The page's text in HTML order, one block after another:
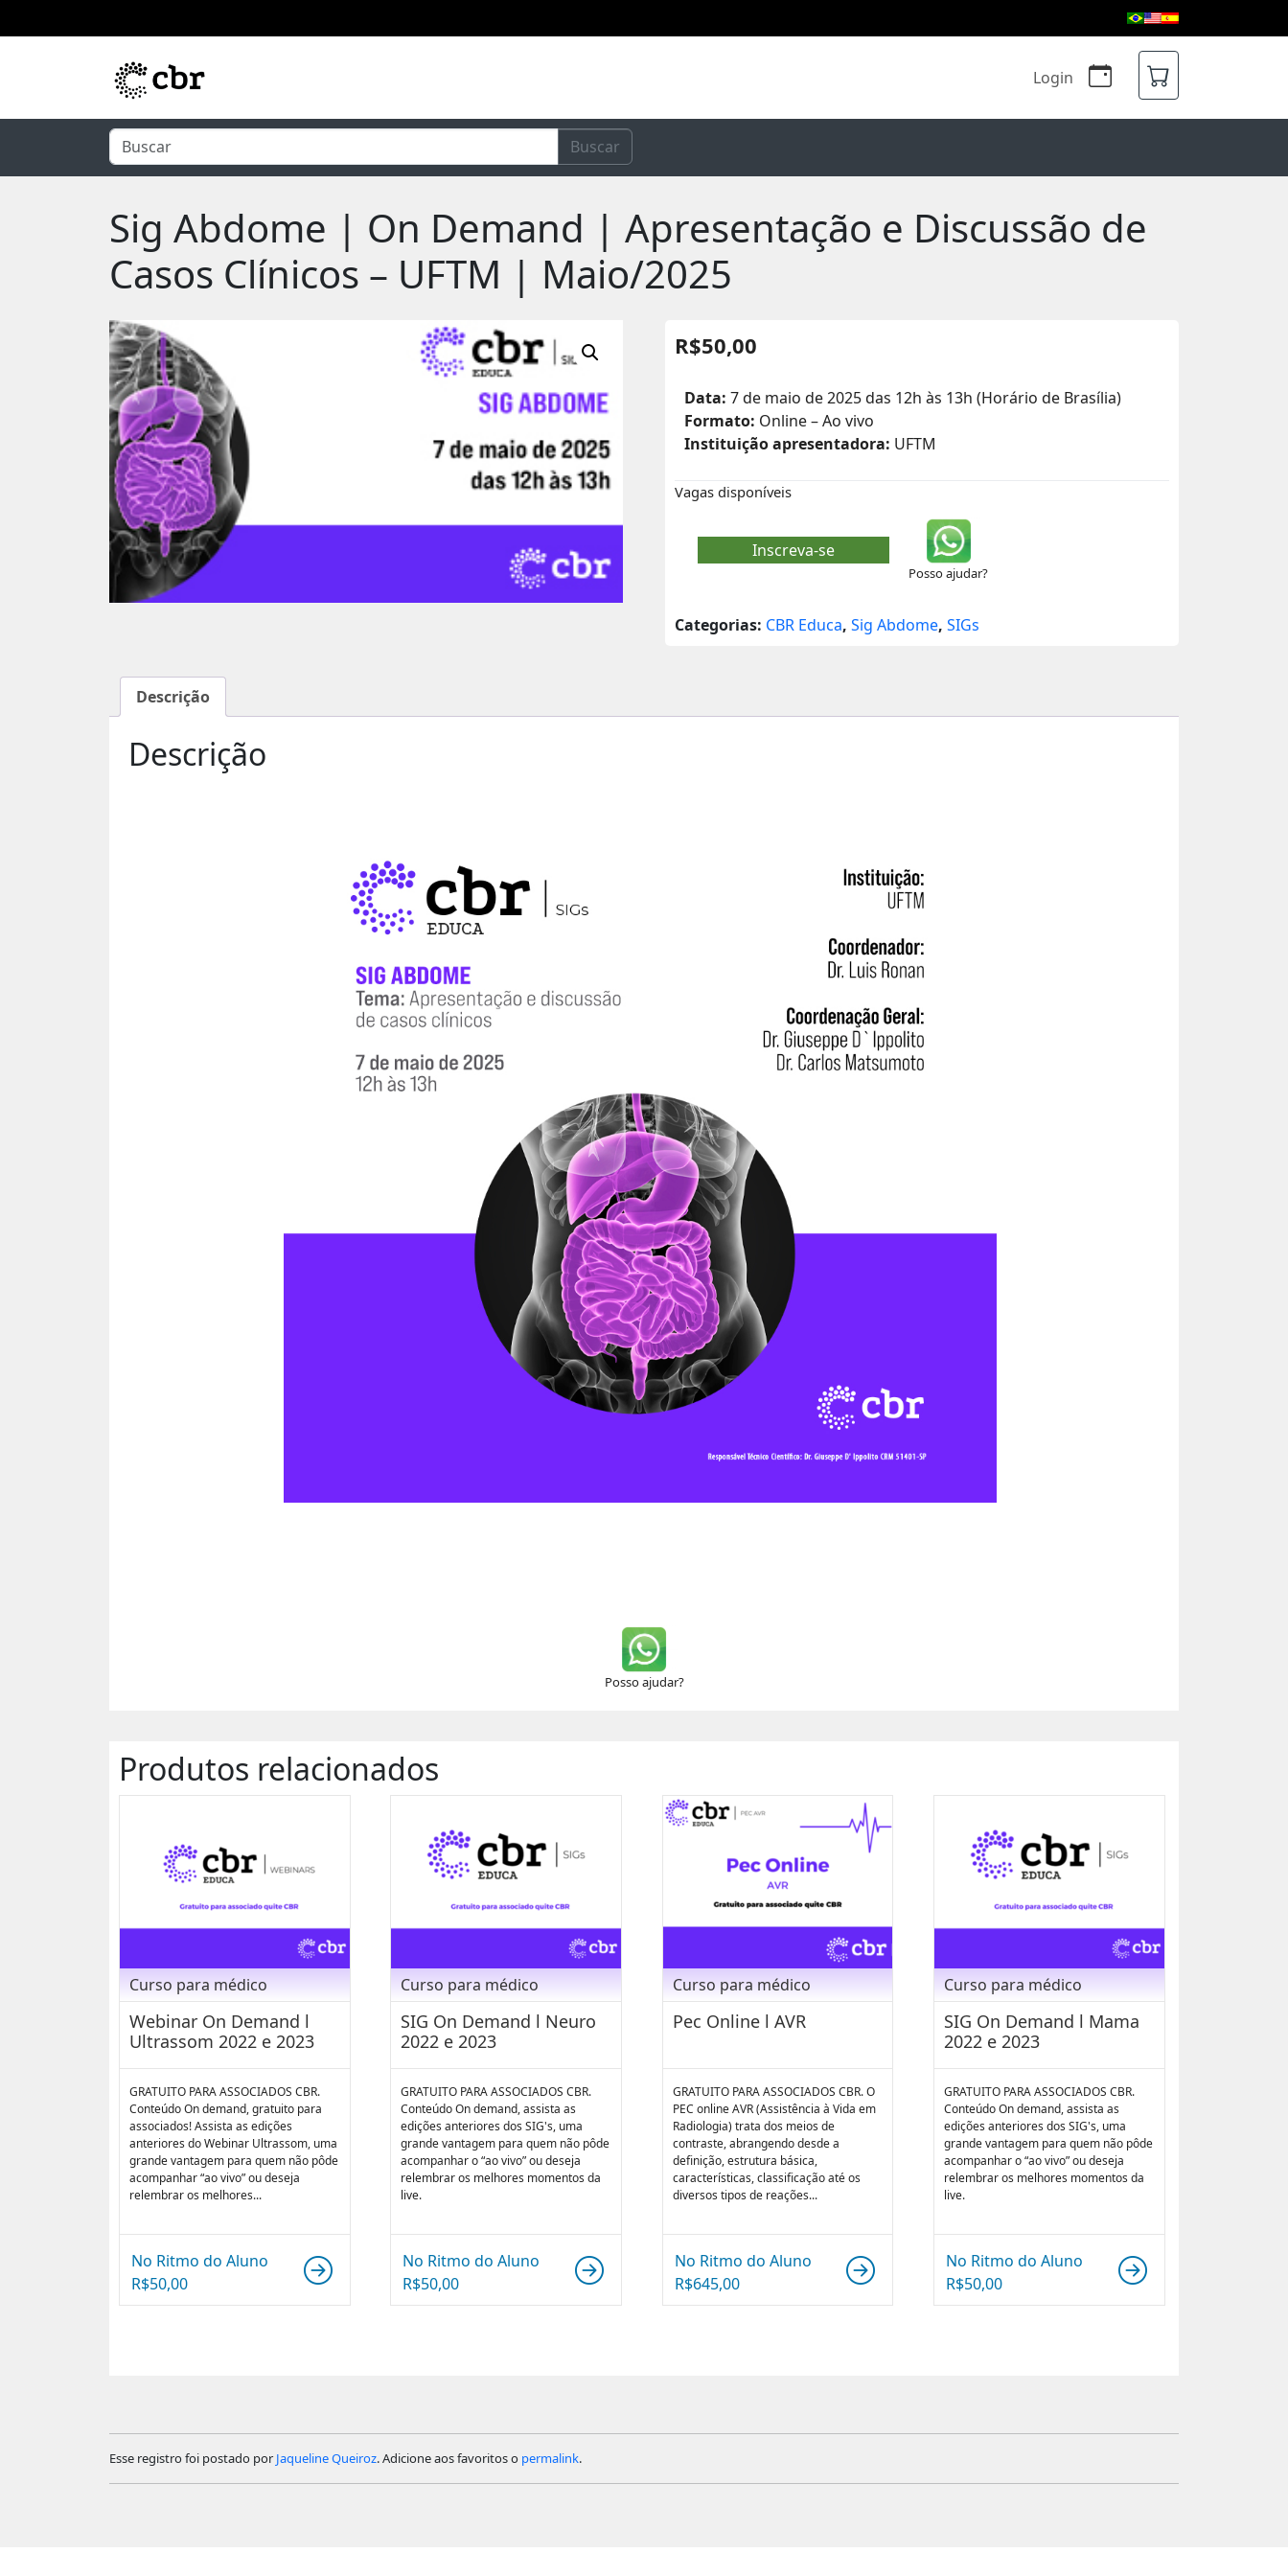
Login
Buscar
Sig Abdome | On Demand | Apresentação e Discussão de
Casos Clínicos – UFTM | Maio/2025
R$50,00
Data: 7 de maio de 2025 das 12h às 13h (Horário de Brasília)
Formato: Online – Ao vivo
Instituição apresentadora: UFTM
Vagas disponíveis
Inscreva-se
Posso ajudar?
Categorias: CBR Educa,Sig Abdome,SIGs
Descrição
Descrição
Posso ajudar?
Produtos relacionados
Curso para médico
Webinar On Demand l
Ultrassom 2022 e 2023
GRATUITO PARA ASSOCIADOS CBR.
Conteúdo On demand, gratuito para
associados! Assista as edições
anteriores do Webinar Ultrassom, uma
grande vantagem para quem não pôde
acompanhar “ao vivo” ou deseja
relembrar os melhores...
No Ritmo do Aluno
R$50,00
Curso para médico
SIG On Demand l Neuro
2022 e 2023
GRATUITO PARA ASSOCIADOS CBR.
Conteúdo On demand, assista as
edições anteriores dos SIG's, uma
grande vantagem para quem não pôde
acompanhar o “ao vivo” ou deseja
relembrar os melhores momentos da
live.
No Ritmo do Aluno
R$50,00
Curso para médico
Pec Online l AVR
GRATUITO PARA ASSOCIADOS CBR. O
PEC online AVR (Assistência à Vida em
Radiologia) trata dos meios de
contraste, abrangendo desde a
definição, estrutura básica,
características, classificação até os
diversos tipos de reações...
No Ritmo do Aluno
R$645,00
Curso para médico
SIG On Demand l Mama
2022 e 2023
GRATUITO PARA ASSOCIADOS CBR.
Conteúdo On demand, assista as
edições anteriores dos SIG's, uma
grande vantagem para quem não pôde
acompanhar o “ao vivo” ou deseja
relembrar os melhores momentos da
live.
No Ritmo do Aluno
R$50,00
Esse registro foi postado por Jaqueline Queiroz. Adicione aos favoritos o permalink.